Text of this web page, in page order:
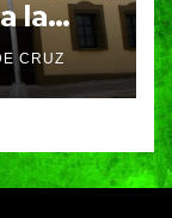
la
para
CRUZ